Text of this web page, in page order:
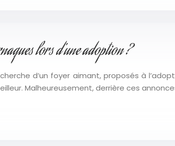
lors d’une adoption ?
d’un foyer aimant, proposés à
Malheureusement, derrière ces